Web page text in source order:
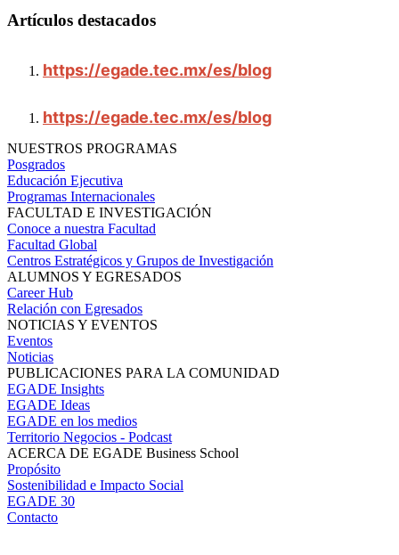
Artículos destacados
https://egade.tec.mx/es/blog
https://egade.tec.mx/es/blog
NUESTROS PROGRAMAS
Posgrados
Educación Ejecutiva
Programas Internacionales
FACULTAD E INVESTIGACIÓN
Conoce a nuestra Facultad
Facultad Global
Centros Estratégicos y Grupos de Investigación
ALUMNOS Y EGRESADOS
Career Hub
Relación con Egresados
NOTICIAS Y EVENTOS
Eventos
Noticias
PUBLICACIONES PARA LA COMUNIDAD
EGADE Insights
EGADE Ideas
EGADE en los medios
Territorio Negocios - Podcast
ACERCA DE EGADE Business School
Propósito
Sostenibilidad e Impacto Social
EGADE 30
Contacto